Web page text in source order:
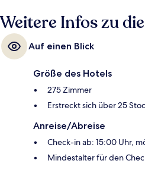
Weitere Infos zu
Auf einen Blick
Größe des Hotels
275 Zimmer
Erstreckt sich über 25
Anreise/Abreise
Check-in ab: 15:00 Uhr,
Mindestalter für den